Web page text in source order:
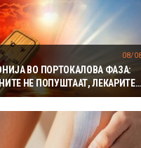
ВО ПОРТОКАЛОВА ФАЗА:
НЕ ПОПУШТААТ, ЛЕКАРИТЕ
НА ЗГОЛЕМЕНА
08/